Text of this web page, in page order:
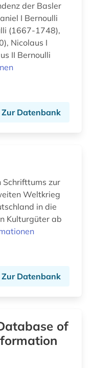
der Basler
I Bernoulli
(1667-1748),
Nicolaus I
II Bernoulli
Zur Datenbank
Schrifttums zur
Weltkrieg
in die
Kulturgüter ab
Zur Datenbank
of